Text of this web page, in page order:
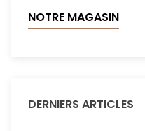
NOTRE MAGASIN
DERNIERS ARTICLES